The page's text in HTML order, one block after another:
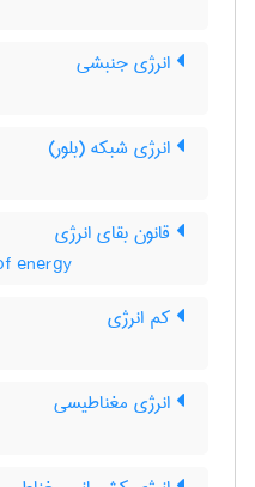
انرژی جنبشی
انرژی شبکه (بلور)
قانون بقای انرژی
energy
کم انرژی
انرژی مغناطیسی